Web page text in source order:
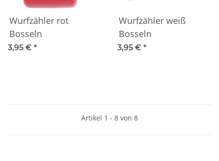
Wurfzähler rot
Bosseln
3,95 € *
Wurfzähler weiß
Bosseln
3,95 € *
Artikel 1 - 8 von 8